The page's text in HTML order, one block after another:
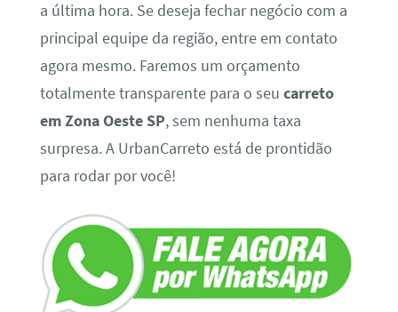
a última hora. Se deseja fechar negócio com a
principal equipe da região, entre em contato
agora mesmo. Faremos um orçamento
totalmente transparente para o seu carreto
em Zona Oeste SP, sem nenhuma taxa
surpresa. A UrbanCarreto está de prontidão
para rodar por você!